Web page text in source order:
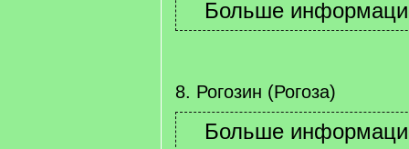
8. Рогозин (Рогоза)